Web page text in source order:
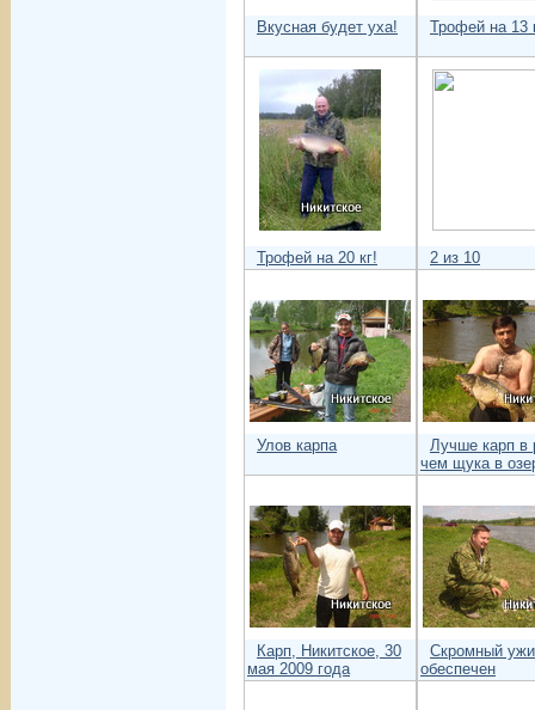
Вкусная будет уха! Трофей на 13
Трофей на 20 кг! 2 из 10
Улов карпа
Лучше карп в
чем щука в
Карп, Никитское, 30
мая 2009 года
Скромный
обеспечен